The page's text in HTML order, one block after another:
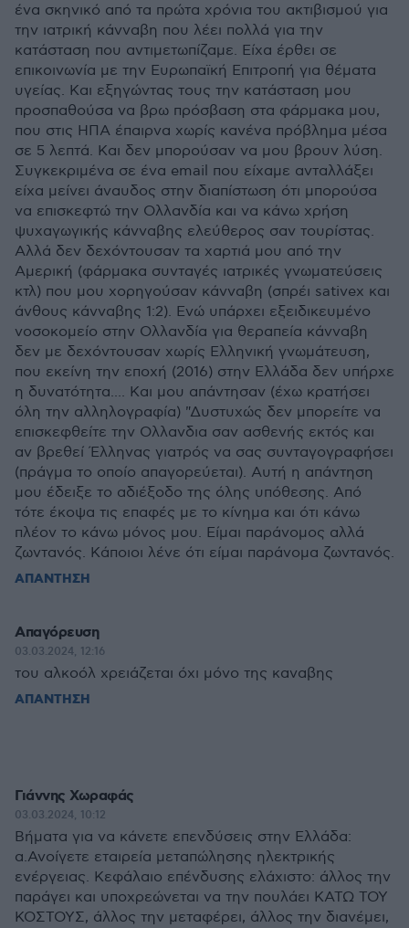
ένα σκηνικό από τα πρώτα χρόνια του ακτιβισμού για
την ιατρική κάνναβη που λέει πολλά για την
κατάσταση που αντιμετωπίζαμε. Είχα έρθει σε
επικοινωνία με την Ευρωπαϊκή Επιτροπή για θέματα
υγείας. Και εξηγώντας τους την κατάσταση μου
προσπαθούσα να βρω πρόσβαση στα φάρμακα μου,
που στις ΗΠΑ έπαιρνα χωρίς κανένα πρόβλημα μέσα
σε 5 λεπτά. Και δεν μπορούσαν να μου βρουν λύση.
Συγκεκριμένα σε ένα email που είχαμε ανταλλάξει
είχα μείνει άναυδος στην διαπίστωση ότι μπορούσα
να επισκεφτώ την Ολλανδία και να κάνω χρήση
ψυχαγωγικής κάνναβης ελεύθερος σαν τουρίστας.
Αλλά δεν δεχόντουσαν τα χαρτιά μου από την
Αμερική (φάρμακα συνταγές ιατρικές γνωματεύσεις
κτλ) που μου χορηγούσαν κάνναβη (σπρέι sativex και
άνθους κάνναβης 1:2). Ενώ υπάρχει εξειδικευμένο
νοσοκομείο στην Ολλανδία για θεραπεία κάνναβη
δεν με δεχόντουσαν χωρίς Ελληνική γνωμάτευση,
που εκείνη την εποχή (2016) στην Ελλάδα δεν υπήρχε
η δυνατότητα.... Και μου απάντησαν (έχω κρατήσει
όλη την αλληλογραφία) "Δυστυχώς δεν μπορείτε να
επισκεφθείτε την Ολλανδια σαν ασθενής εκτός και
αν βρεθεί Έλληνας γιατρός να σας συνταγογραφήσει
(πράγμα το οποίο απαγορεύεται). Αυτή η απάντηση
μου έδειξε το αδιέξοδο της όλης υπόθεσης. Από
τότε έκοψα τις επαφές με το κίνημα και ότι κάνω
πλέον το κάνω μόνος μου. Είμαι παράνομος αλλά
ζωντανός. Κάποιοι λένε ότι είμαι παράνομα ζωντανός.
ΑΠΑΝΤΗΣΗ
Απαγόρευση
03.03.2024, 12:16
του αλκοόλ χρειάζεται όχι μόνο της καναβης
ΑΠΑΝΤΗΣΗ
Γιάννης Χωραφάς
03.03.2024, 10:12
Βήματα για να κάνετε επενδύσεις στην Ελλάδα:
α.Ανοίγετε εταιρεία μεταπώλησης ηλεκτρικής
ενέργειας. Κεφάλαιο επένδυσης ελάχιστο: άλλος την
παράγει και υποχρεώνεται να την πουλάει ΚΑΤΩ ΤΟΥ
ΚΟΣΤΟΥΣ, άλλος την μεταφέρει, άλλος την διανέμει,